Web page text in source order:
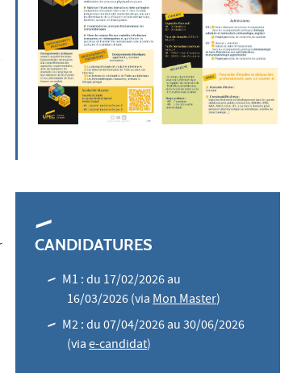
CANDIDATURES
M1 : du 17/02/2026 au
16/03/2026 (viaMon Master)
M2 : du 07/04/2026 au 30/06/2026
(viae-candidat)